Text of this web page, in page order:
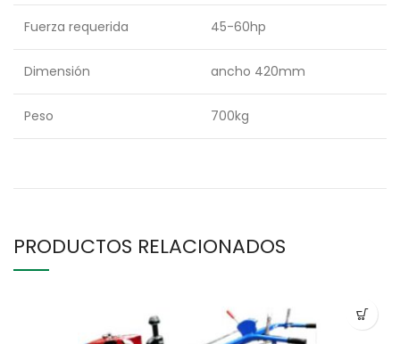
Fuerza requerida 45-60hp
Dimensión ancho 420mm
Peso 700kg
PRODUCTOS RELACIONADOS